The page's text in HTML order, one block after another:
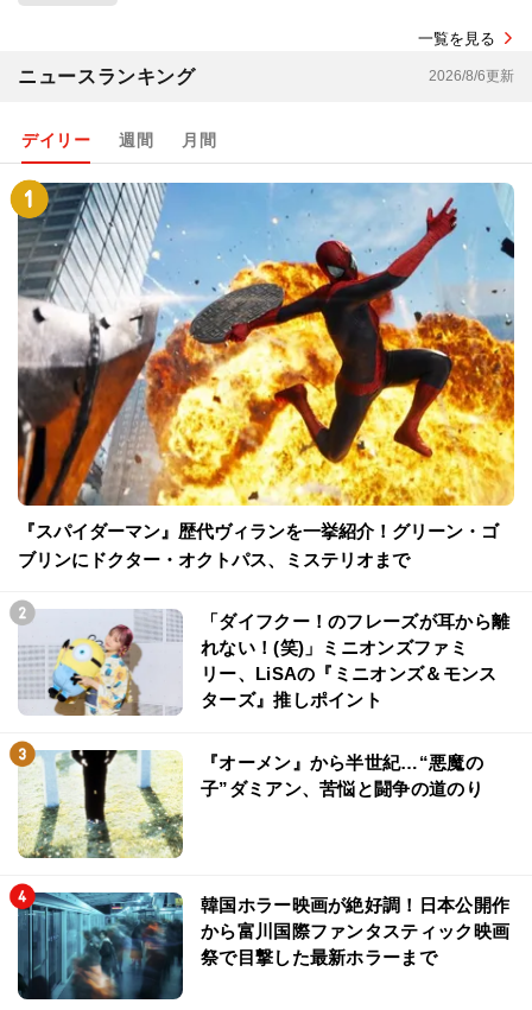
一覧を見る
ニュースランキング 2026/8/6更新
デイリー 週間 月間
『スパイダーマン』歴代ヴィランを一挙紹介！グリーン・ゴ
ブリンにドクター・オクトパス、ミステリオまで
「ダイフクー！のフレーズが耳から離
れない！(笑)」ミニオンズファミ
リー、LiSAの『ミニオンズ＆モンス
ターズ』推しポイント
『オーメン』から半世紀…“悪魔の
子”ダミアン、苦悩と闘争の道のり
韓国ホラー映画が絶好調！日本公開作
から富川国際ファンタスティック映画
祭で目撃した最新ホラーまで